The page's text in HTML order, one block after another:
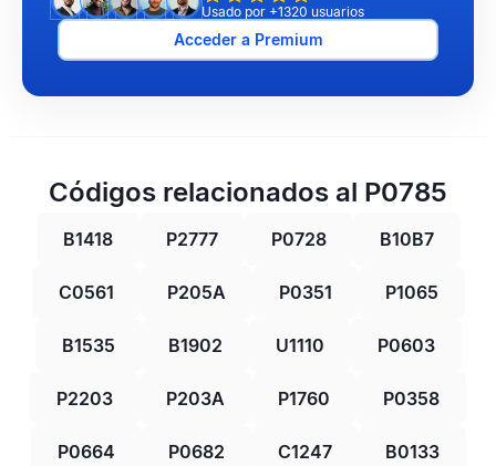
Usado por +1320 usuarios
Acceder a Premium
Códigos relacionados al P0785
B1418 P2777 P0728 B10B7
C0561 P205A P0351 P1065
B1535 B1902 U1110 P0603
P2203 P203A P1760 P0358
P0664 P0682 C1247 B0133